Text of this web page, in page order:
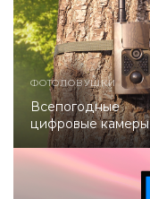
ФОТОЛОВУШКИ
Всепогодные
цифровые камеры